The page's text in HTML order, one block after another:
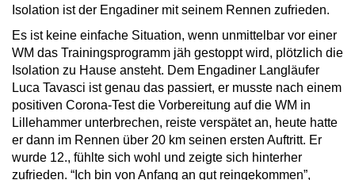
Isolation ist der Engadiner mit seinem Rennen zufrieden.
Es ist keine einfache Situation, wenn unmittelbar vor einer
WM das Trainingsprogramm jäh gestoppt wird, plötzlich die
Isolation zu Hause ansteht. Dem Engadiner Langläufer
Luca Tavasci ist genau das passiert, er musste nach einem
positiven Corona-Test die Vorbereitung auf die WM in
Lillehammer unterbrechen, reiste verspätet an, heute hatte
er dann im Rennen über 20 km seinen ersten Auftritt. Er
wurde 12., fühlte sich wohl und zeigte sich hinterher
zufrieden. “Ich bin von Anfang an gut reingekommen”,